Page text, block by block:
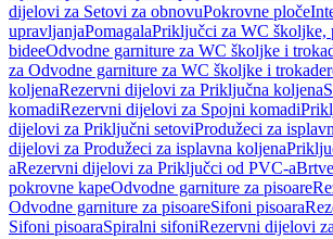
dijelovi za Setovi za obnovuPokrovne ploče
upravljanjaPomagalaPriključci za WC školjke,
bideeOdvodne garniture za WC školjke i
za Odvodne garniture za WC školjke i
koljenaRezervni dijelovi za Priključna koljena
komadiRezervni dijelovi za Spojni komadi
dijelovi za Priključni setoviProdužeci za
dijelovi za Produžeci za isplavna koljena
aRezervni dijelovi za Priključci od PVC-a
pokrovne kapeOdvodne garniture za pisoare
Odvodne garniture za pisoareSifoni pisoara
Sifoni pisoaraSpiralni sifoniRezervni dijelovi